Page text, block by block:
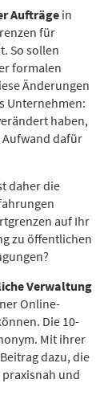
Aufträge in
für
So sollen
formalen
Änderungen
Unternehmen:
haben,
dafür
daher die
auf Ihr
zu öffentlichen
Verwaltung
Online-
Die 10-
Mit ihrer
dazu, die
und